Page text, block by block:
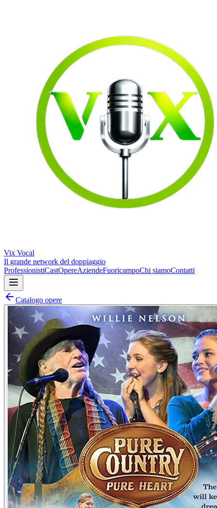
Vix Vocal
Il grande network del doppiaggio
ProfessionistiCastOpereAziendeFuoricampoChi siamoContatti
Catalogo opere